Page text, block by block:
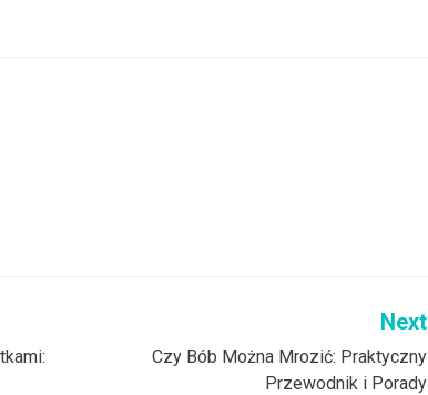
Next
Czy Bób Można Mrozić: Praktyczny
Przewodnik i Porady